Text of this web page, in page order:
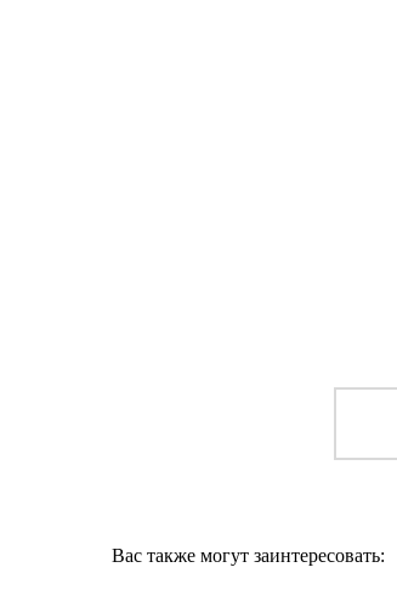
Вас также могут заинтересовать: